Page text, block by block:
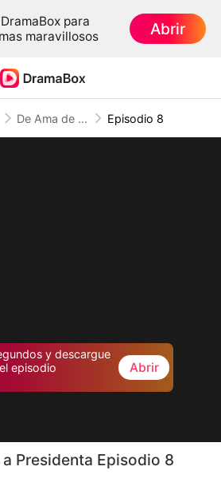
para
maravillosos
Abrir
De Ama de Casa a Presidenta Episodio 8
y descargue
episodio
Abrir
Presidenta Episodio 8